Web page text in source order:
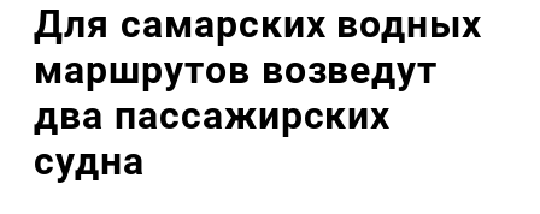
Для самарских водных
маршрутов возведут
два пассажирских
судна